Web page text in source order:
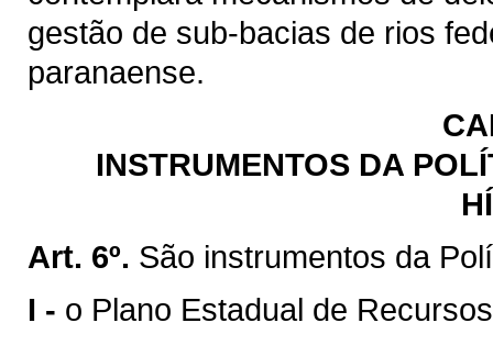
gestão de sub-bacias de rios
paranaense.
INSTRUMENTOS DA
Art. 6º. São instrumentos da
I - o Plano Estadual de